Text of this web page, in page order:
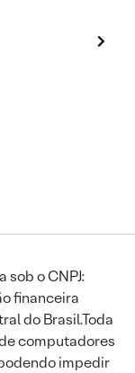
sob o CNPJ:
financeira
do Brasil.Toda
computadores
impedir